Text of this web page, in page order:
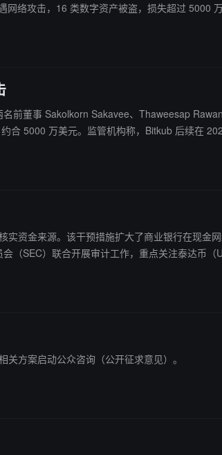
络攻击，16 类数字资产被盗，损失超过 5000
持仓安全且账目完整。Bitkub 称，其联合创始
前董事 Sakolkorn Sakavee、Thaweesap
泰国大型加密交易所之一。Bitkub 母公司正考
资金来源。该干预措施扩大了商业银行在现金
（SEC）联合开展审计工作，重点关注泰达币（
方案启动公众咨询（公开征求意见）。